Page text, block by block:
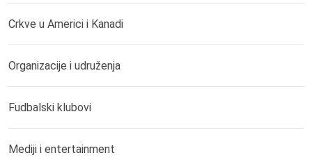
Crkve u Americi i Kanadi
Organizacije i udruženja
Fudbalski klubovi
Mediji i entertainment